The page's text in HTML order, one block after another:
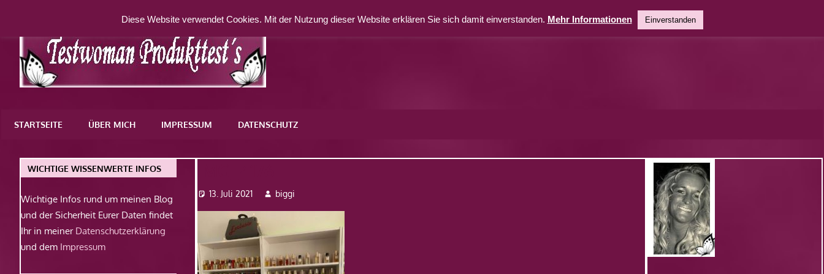
springen
WordPress-
STARTSEITE ÜBER MICH IMPRESSUM DATENSCHUTZ
13. Juli 2021 biggi
WICHTIGE WISSENWERTE INFOS
Wichtige Infos rund um meinen Blog
und der Sicherheit Eurer Daten findet
Ihr in meiner Datenschutzerklärung
und dem Impressum
Diese Website verwendet Cookies. Mit der Nutzung dieser Website erklären Sie sich damit einverstanden. Mehr Informationen Einverstanden